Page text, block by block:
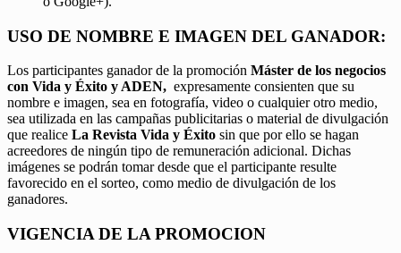
USO DE NOMBRE E IMAGEN DEL GANADOR:
Los participantes ganador de la promoción Máster de los negocios
con Vida y Éxito y ADEN, expresamente consienten que su
nombre e imagen, sea en fotografía, video o cualquier otro medio,
sea utilizada en las campañas publicitarias o material de divulgación
que realice La Revista Vida y Éxito sin que por ello se hagan
acreedores de ningún tipo de remuneración adicional. Dichas
imágenes se podrán tomar desde que el participante resulte
favorecido en el sorteo, como medio de divulgación de los
ganadores.
VIGENCIA DE LA PROMOCION